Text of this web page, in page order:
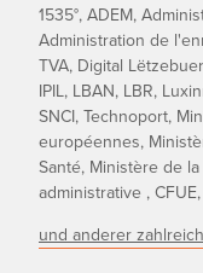
1535°, ADEM,
Administration de
TVA, Digital
IPIL, LBAN, LBR,
SNCI, Technoport,
européennes,
Santé, Ministère de
administrative ,
und anderer